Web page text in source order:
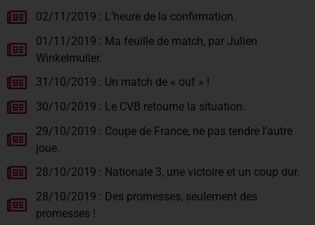
02/11/2019 : L’heure de la confirmation.
01/11/2019 : Ma feuille de match, par Julien
Winkelmuller.
31/10/2019 : Un match de « ouf » !
30/10/2019 : Le CVB retourne la situation.
29/10/2019 : Coupe de France, ne pas tendre l’autre
joue.
28/10/2019 : Nationale 3, une victoire et un coup dur.
28/10/2019 : Des promesses, seulement des
promesses !